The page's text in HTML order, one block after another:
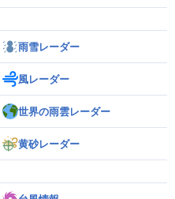
雨雪レーダー
風レーダー
世界の雨雲レーダー
黄砂レーダー